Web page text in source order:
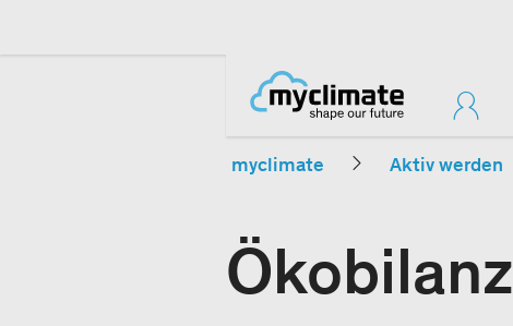
myclimate Aktiv werden
Ökobilanz